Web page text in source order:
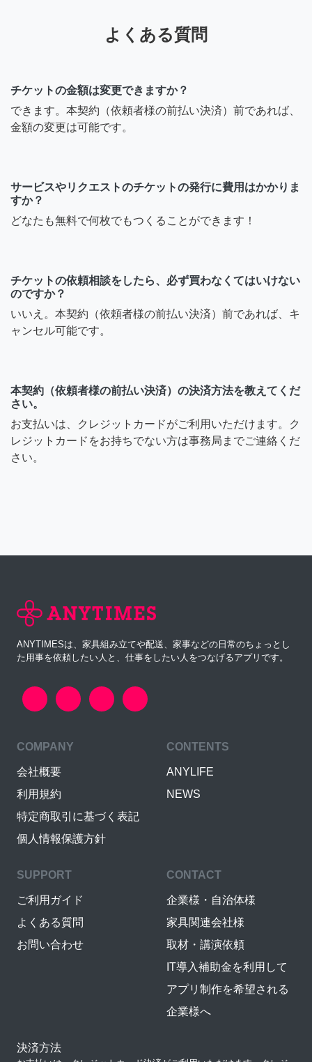
よくある質問
チケットの金額は変更できますか？
できます。本契約（依頼者様の前払い決済）前であれば、
金額の変更は可能です。
サービスやリクエストのチケットの発行に費用はかかりま
すか？
どなたも無料で何枚でもつくることができます！
チケットの依頼相談をしたら、必ず買わなくてはいけない
のですか？
いいえ。本契約（依頼者様の前払い決済）前であれば、キ
ャンセル可能です。
本契約（依頼者様の前払い決済）の決済方法を教えてくだ
さい。
お支払いは、クレジットカードがご利用いただけます。ク
レジットカードをお持ちでない方は事務局までご連絡くだ
さい。
ANYTIMESは、家具組み立てや配送、家事などの日常のちょっとし
た用事を依頼したい人と、仕事をしたい人をつなげるアプリです。
COMPANY
会社概要
利用規約
特定商取引に基づく表記
個人情報保護方針
CONTENTS
ANYLIFE
NEWS
SUPPORT
ご利用ガイド
よくある質問
お問い合わせ
CONTACT
企業様・自治体様
家具関連会社様
取材・講演依頼
IT導入補助金を利用して
アプリ制作を希望される
企業様へ
決済方法